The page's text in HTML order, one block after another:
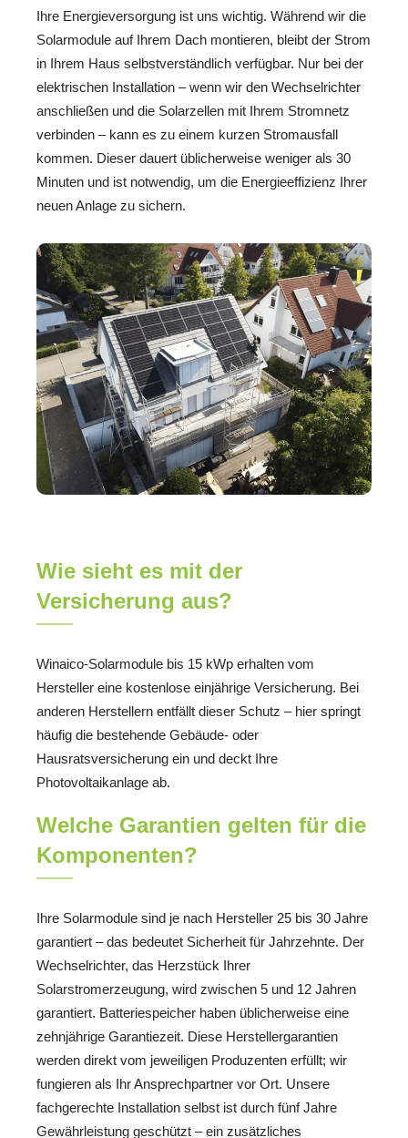
Ihre Energieversorgung ist uns wichtig. Während wir die
Solarmodule auf Ihrem Dach montieren, bleibt der Strom
in Ihrem Haus selbstverständlich verfügbar. Nur bei der
elektrischen Installation – wenn wir den Wechselrichter
anschließen und die Solarzellen mit Ihrem Stromnetz
verbinden – kann es zu einem kurzen Stromausfall
kommen. Dieser dauert üblicherweise weniger als 30
Minuten und ist notwendig, um die Energieeffizienz Ihrer
neuen Anlage zu sichern.
Wie sieht es mit der
Versicherung aus?
Winaico-Solarmodule bis 15 kWp erhalten vom
Hersteller eine kostenlose einjährige Versicherung. Bei
anderen Herstellern entfällt dieser Schutz – hier springt
häufig die bestehende Gebäude- oder
Hausratsversicherung ein und deckt Ihre
Photovoltaikanlage ab.
Welche Garantien gelten für die
Komponenten?
Ihre Solarmodule sind je nach Hersteller 25 bis 30 Jahre
garantiert – das bedeutet Sicherheit für Jahrzehnte. Der
Wechselrichter, das Herzstück Ihrer
Solarstromerzeugung, wird zwischen 5 und 12 Jahren
garantiert. Batteriespeicher haben üblicherweise eine
zehnjährige Garantiezeit. Diese Herstellergarantien
werden direkt vom jeweiligen Produzenten erfüllt; wir
fungieren als Ihr Ansprechpartner vor Ort. Unsere
fachgerechte Installation selbst ist durch fünf Jahre
Gewährleistung geschützt – ein zusätzliches